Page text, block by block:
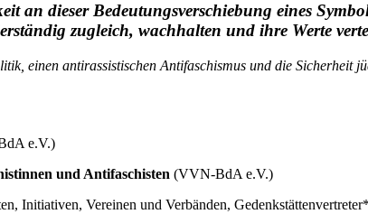
an dieser Bedeutungsverschiebung eines
zugleich, wachhalten und ihre Werte
einen antirassistischen Antifaschismus und die Sicherheit
e.V.)
und Antifaschisten (VVN-BdA e.V.)
Initiativen, Vereinen und Verbänden,